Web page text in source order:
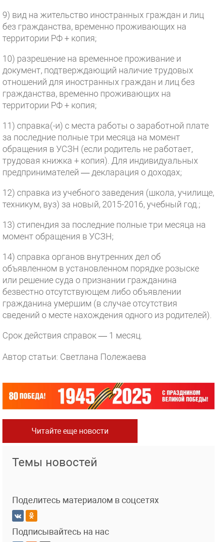
9) вид на жительство иностранных граждан и лиц
без гражданства, временно проживающих на
территории РФ + копия;
10) разрешение на временное проживание и
документ, подтверждающий наличие трудовых
отношений для иностранных граждан и лиц без
гражданства, временно проживающих на
территории РФ + копия;
11) справка(-и) с места работы о заработной плате
за последние полные три месяца на момент
обращения в УСЗН (если родитель не работает,
трудовая книжка + копия). Для индивидуальных
предпринимателей — декларация о доходах;
12) справка из учебного заведения (школа, училище,
техникум, вуз) за новый, 2015-2016, учебный год.;
13) стипендия за последние полные три месяца на
момент обращения в УСЗН;
14) справка органов внутренних дел об
объявленном в установленном порядке розыске
или решение суда о признании гражданина
безвестно отсутствующем либо объявлении
гражданина умершим (в случае отсутствия
сведений о месте нахождения одного из родителей).
Срок действия справок — 1 месяц.
Автор статьи: Светлана Полежаева
Читайте еще новости
Темы новостей
Поделитесь материалом в соцсетях
Подписывайтесь на нас